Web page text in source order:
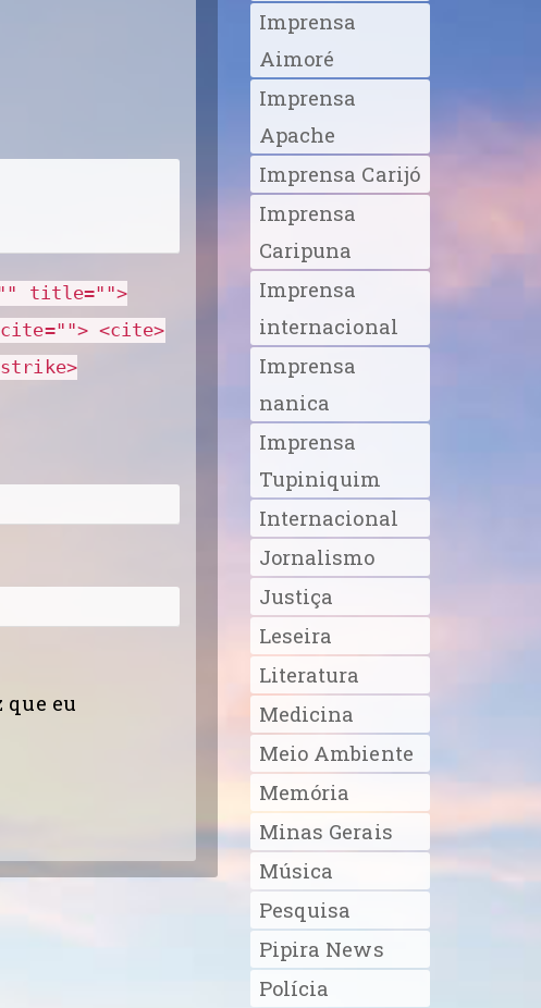
title="">
<cite>
que eu
Imprensa
Aimoré
Imprensa
Apache
Imprensa Carijó
Imprensa
Caripuna
Imprensa
internacional
Imprensa
nanica
Imprensa
Tupiniquim
Internacional
Jornalismo
Justiça
Leseira
Literatura
Medicina
Meio Ambiente
Memória
Minas Gerais
Música
Pesquisa
Pipira News
Polícia